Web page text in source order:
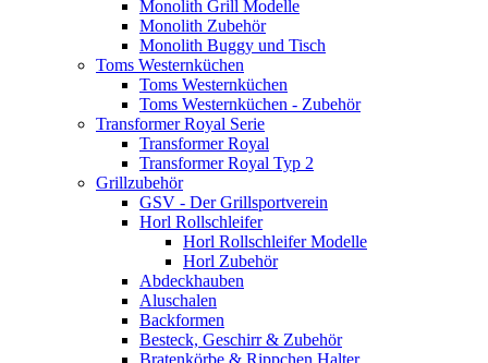
Monolith Grill Modelle
Monolith Zubehör
Monolith Buggy und Tisch
Toms Westernküchen
Toms Westernküchen
Toms Westernküchen - Zubehör
Transformer Royal Serie
Transformer Royal
Transformer Royal Typ 2
Grillzubehör
GSV - Der Grillsportverein
Horl Rollschleifer
Horl Rollschleifer Modelle
Horl Zubehör
Abdeckhauben
Aluschalen
Backformen
Besteck, Geschirr & Zubehör
Bratenkörbe & Rippchen Halter